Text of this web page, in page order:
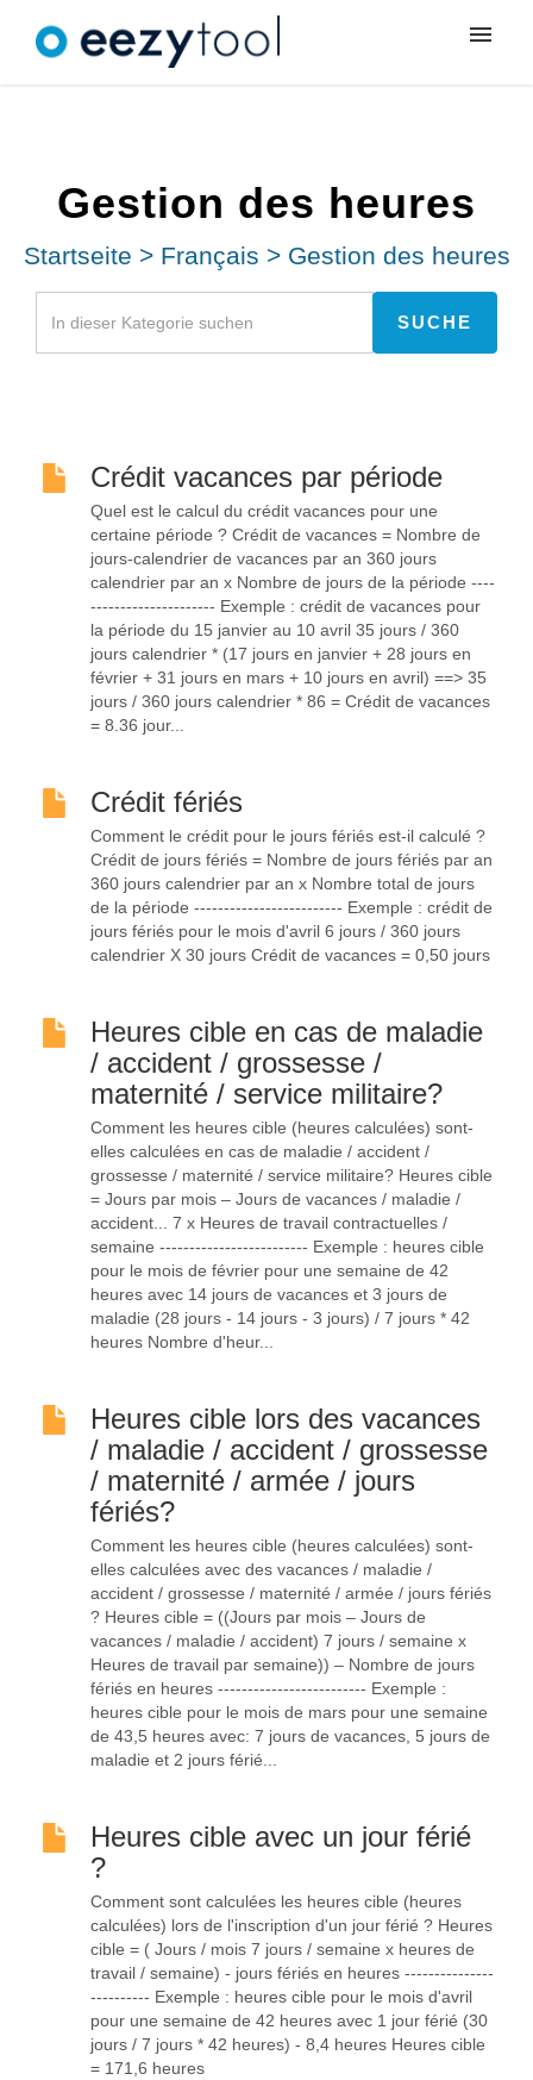
Anmeldung
Gestion des heures
Startseite > Français > Gestion des heures
Crédit vacances par période
Quel est le calcul du crédit vacances pour une
certaine période ? Crédit de vacances = Nombre de
jours-calendrier de vacances par an 360 jours
calendrier par an x Nombre de jours de la période ----
--------------------- Exemple : crédit de vacances pour
la période du 15 janvier au 10 avril 35 jours / 360
jours calendrier * (17 jours en janvier + 28 jours en
février + 31 jours en mars + 10 jours en avril) ==> 35
jours / 360 jours calendrier * 86 = Crédit de vacances
= 8.36 jour...
Crédit fériés
Comment le crédit pour le jours fériés est-il calculé ?
Crédit de jours fériés = Nombre de jours fériés par an
360 jours calendrier par an x Nombre total de jours
de la période ------------------------- Exemple : crédit de
jours fériés pour le mois d'avril 6 jours / 360 jours
calendrier X 30 jours Crédit de vacances = 0,50 jours
Heures cible en cas de maladie
/ accident / grossesse /
maternité / service militaire?
Comment les heures cible (heures calculées) sont-
elles calculées en cas de maladie / accident /
grossesse / maternité / service militaire? Heures cible
= Jours par mois – Jours de vacances / maladie /
accident... 7 x Heures de travail contractuelles /
semaine ------------------------- Exemple : heures cible
pour le mois de février pour une semaine de 42
heures avec 14 jours de vacances et 3 jours de
maladie (28 jours - 14 jours - 3 jours) / 7 jours * 42
heures Nombre d'heur...
Heures cible lors des vacances
/ maladie / accident / grossesse
/ maternité / armée / jours
fériés?
Comment les heures cible (heures calculées) sont-
elles calculées avec des vacances / maladie /
accident / grossesse / maternité / armée / jours fériés
? Heures cible = ((Jours par mois – Jours de
vacances / maladie / accident) 7 jours / semaine x
Heures de travail par semaine)) – Nombre de jours
fériés en heures ------------------------- Exemple :
heures cible pour le mois de mars pour une semaine
de 43,5 heures avec: 7 jours de vacances, 5 jours de
maladie et 2 jours férié...
Heures cible avec un jour férié
?
Comment sont calculées les heures cible (heures
calculées) lors de l'inscription d'un jour férié ? Heures
cible = ( Jours / mois 7 jours / semaine x heures de
travail / semaine) - jours fériés en heures ---------------
---------- Exemple : heures cible pour le mois d'avril
pour une semaine de 42 heures avec 1 jour férié (30
jours / 7 jours * 42 heures) - 8,4 heures Heures cible
= 171,6 heures